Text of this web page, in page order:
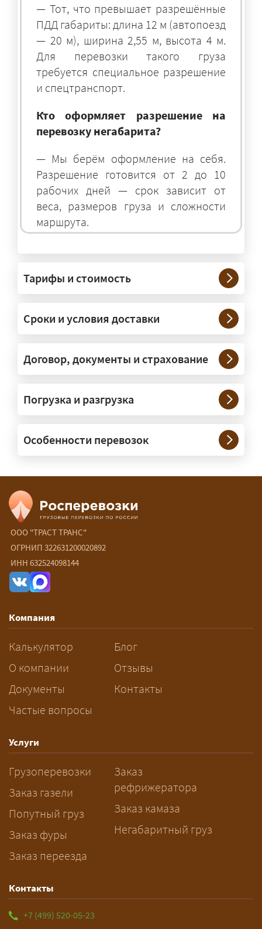
— Тот, что превышает разрешённые
ПДД габариты: длина 12 м (автопоезд
— 20 м), ширина 2,55 м, высота 4 м.
Для перевозки такого груза
требуется специальное разрешение
и спецтранспорт.
Кто оформляет разрешение на
перевозку негабарита?
— Мы берём оформление на себя.
Разрешение готовится от 2 до 10
рабочих дней — срок зависит от
веса, размеров груза и сложности
маршрута.
— На тралах и низкорамниках —
платформах, рассчитанных на
крупногабаритную технику и
конструкции. Транспорт подбираем
под конкретные размеры и вес груза.
сопровождение?
организуем. Потребность в машинах
прикрытия зависит от габаритов
груза и маршрута; это определяется
Сколько стоит перевозка
негабарита?
— От 90 ₽/км. Точная стоимость
рассчитывается индивидуально:
влияют габариты и вес груза,
разрешений и машин
сопровождения.
За сколько дней заказывать
перевозку негабарита?
— Заранее: только оформление
рабочих дней. Оставьте заявку
заблаговременно — логист
рассчитает маршрут и запустит
подготовку документов.
Тарифы и стоимость
Сроки и условия доставки
Договор, документы и страхование
Погрузка и разгрузка
Особенности перевозок
ООО "ТРАСТ ТРАНС"
ОГРНИП 322631200020892
ИНН 632524098144
Компания
Калькулятор
О компании
Документы
Частые вопросы
Блог
Отзывы
Контакты
Услуги
Грузоперевозки
Заказ газели
Попутный груз
Заказ фуры
Заказ переезда
Заказ
рефрижератора
Заказ камаза
Негабаритный груз
Контакты
+7 (499) 520-05-23